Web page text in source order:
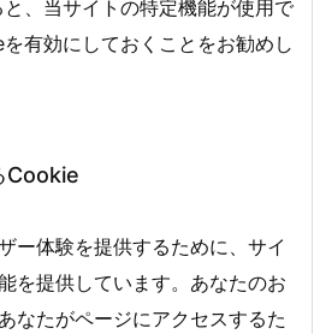
、当サイトの特定機能が使用で
有効にしておくことをお勧めし
Сооkіе
ー体験を提供するために、サイ
を提供しています。あなたのお
なたがページにアクセスするた